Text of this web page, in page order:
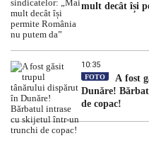
mult decât își
10:35
FOTO
A fost
Dunăre!
de copac!